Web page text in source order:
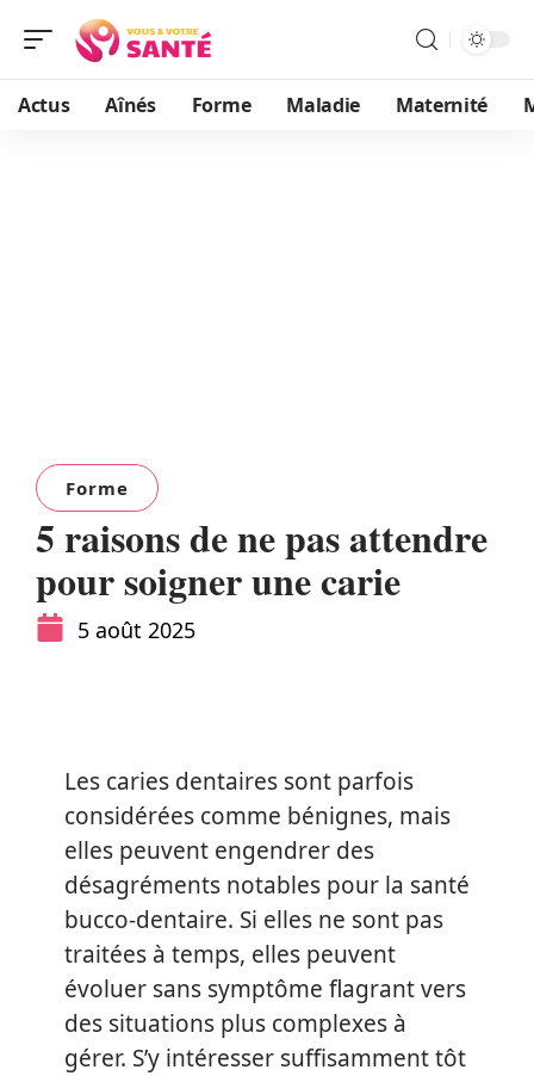
Actus Aînés Forme Maladie Maternité
Forme
5 raisons de ne pas attendre
pour soigner une carie
5 août 2025
Les caries dentaires sont parfois
considérées comme bénignes, mais
elles peuvent engendrer des
désagréments notables pour la santé
bucco-dentaire. Si elles ne sont pas
traitées à temps, elles peuvent
évoluer sans symptôme flagrant vers
des situations plus complexes à
gérer. S’y intéresser suffisamment tôt